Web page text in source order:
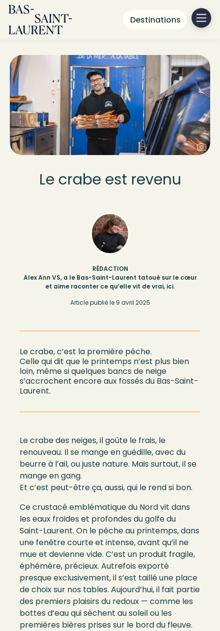
Destinations
Le crabe est revenu
RÉDACTION
Alex Ann VS, a le Bas-Saint-Laurent tatoué sur le cœur
et aime raconter ce qu’elle vit de vrai, ici.
Article publié le 9 avril 2025
Le crabe, c’est la première pêche.
Celle qui dit que le printemps n’est plus bien
loin, même si quelques bancs de neige
s’accrochent encore aux fossés du Bas-Saint-
Laurent.
Le crabe des neiges, il goûte le frais, le
renouveau. Il se mange en guédille, avec du
beurre à l’ail, ou juste nature. Mais surtout, il se
mange en gang.
Et c’est peut-être ça, aussi, qui le rend si bon.
Ce crustacé emblématique du Nord vit dans
les eaux froides et profondes du golfe du
Saint-Laurent. On le pêche au printemps, dans
une fenêtre courte et intense, avant qu’il ne
mue et devienne vide. C’est un produit fragile,
éphémère, précieux. Autrefois exporté
presque exclusivement, il s’est taillé une place
de choix sur nos tables. Aujourd’hui, il fait partie
des premiers plaisirs du redoux — comme les
bottes d’eau qui sèchent au soleil ou les
premières bières prises sur le bord du fleuve.